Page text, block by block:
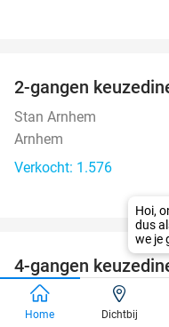
2-gangen
Stan Arnhem
Arnhem
Verkocht: 1.576
4-gangen
De Beren Doetinchem
Doetinchem
Home Dichtbij